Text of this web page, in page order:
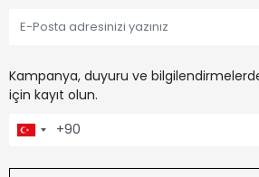
Kampanya, duyuru ve
için kayıt olun.